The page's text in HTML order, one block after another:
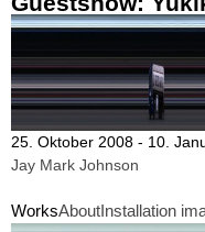
25. Oktober 2008 - 10.
Jay Mark Johnson
WorksAboutInstallation